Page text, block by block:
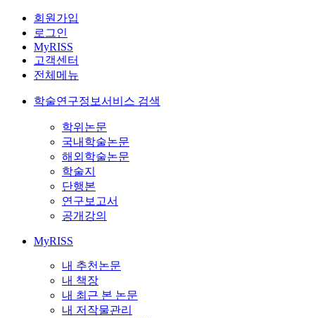
회원가입
로그인
MyRISS
고객센터
전체메뉴
학술연구정보서비스 검색
학위논문
국내학술논문
해외학술논문
학술지
단행본
연구보고서
공개강의
MyRISS
내 추천논문
내 책장
내 최근 본 논문
내 저작물관리